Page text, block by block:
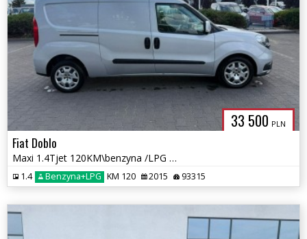
33 500 PLN
Fiat Doblo
Maxi 1.4Tjet 120KM\benzyna /LPG /GAZ/Zarejestrowany
1.4 Benzyna+LPG KM 120 2015 93315